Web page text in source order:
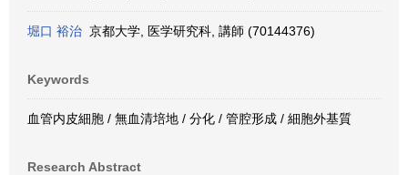
堀口 裕治 京都大学, 医学研究科, 講師 (70144376)
Keywords
血管内皮細胞 / 無血清培地 / 分化 / 管腔形成 / 細胞外基質
Research Abstract